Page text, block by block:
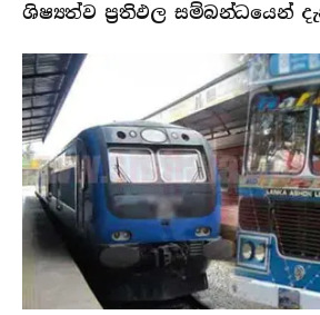
ශිෂ්‍යත්ව ප්‍රතිඵල සම්බන්ධයෙන්